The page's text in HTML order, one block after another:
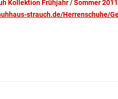
Kollektion Frühjahr / Sommer 2011
strauch.de/Herrenschuhe/